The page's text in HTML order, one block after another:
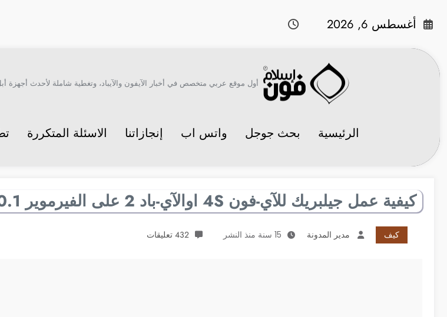
أغسطس 6, 2026
أول موقع عربي متخصص في أخبار الآيفون والآيباد، وتغطية شاملة لأحدث أجهزة
الرئيسية بحث جوجل واتس اب إنجازاتنا الاسئلة المتكررة
كيفية عمل جيلبريك للآي-فون 4S اوالآي-باد 2 على الفيرموير 5.0.1
كيف مدير المدونة 15 سنة منذ النشر 432 تعليقات